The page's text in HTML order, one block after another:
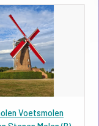
Voetsmolen